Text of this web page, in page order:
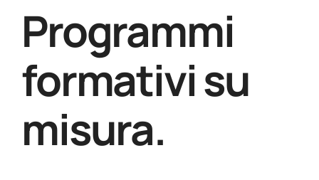
Programmi
formativi su
misura.